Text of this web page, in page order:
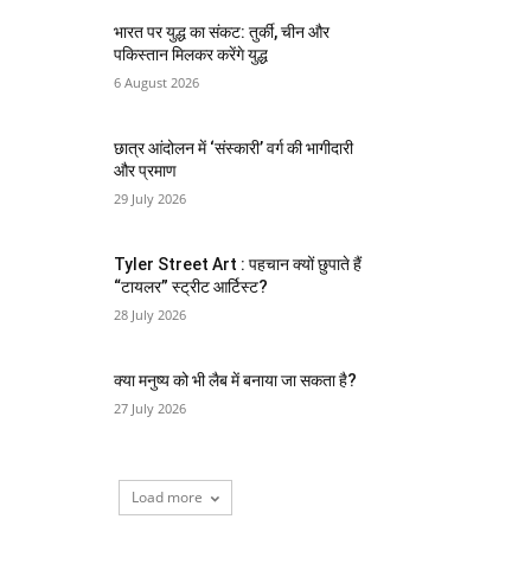
भारत पर युद्ध का संकट: तुर्की, चीन और
पकिस्तान मिलकर करेंगे युद्ध
6 August 2026
छात्र आंदोलन में ‘संस्कारी’ वर्ग की भागीदारी
और प्रमाण
29 July 2026
Tyler Street Art : पहचान क्यों छुपाते हैं
“टायलर” स्ट्रीट आर्टिस्ट?
28 July 2026
क्या मनुष्य को भी लैब में बनाया जा सकता है?
27 July 2026
Load more